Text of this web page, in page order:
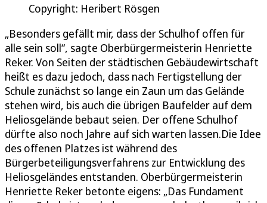
Copyright: Heribert Rösgen
„Besonders gefällt mir, dass der Schulhof offen für
alle sein soll“, sagte Oberbürgermeisterin Henriette
Reker. Von Seiten der städtischen Gebäudewirtschaft
heißt es dazu jedoch, dass nach Fertigstellung der
Schule zunächst so lange ein Zaun um das Gelände
stehen wird, bis auch die übrigen Baufelder auf dem
Heliosgelände bebaut seien. Der offene Schulhof
dürfte also noch Jahre auf sich warten lassen.Die Idee
des offenen Platzes ist während des
Bürgerbeteiligungsverfahrens zur Entwicklung des
Heliosgeländes entstanden. Oberbürgermeisterin
Henriette Reker betonte eigens: „Das Fundament